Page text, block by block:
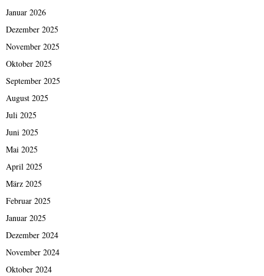
Januar 2026
Dezember 2025
November 2025
Oktober 2025
September 2025
August 2025
Juli 2025
Juni 2025
Mai 2025
April 2025
März 2025
Februar 2025
Januar 2025
Dezember 2024
November 2024
Oktober 2024